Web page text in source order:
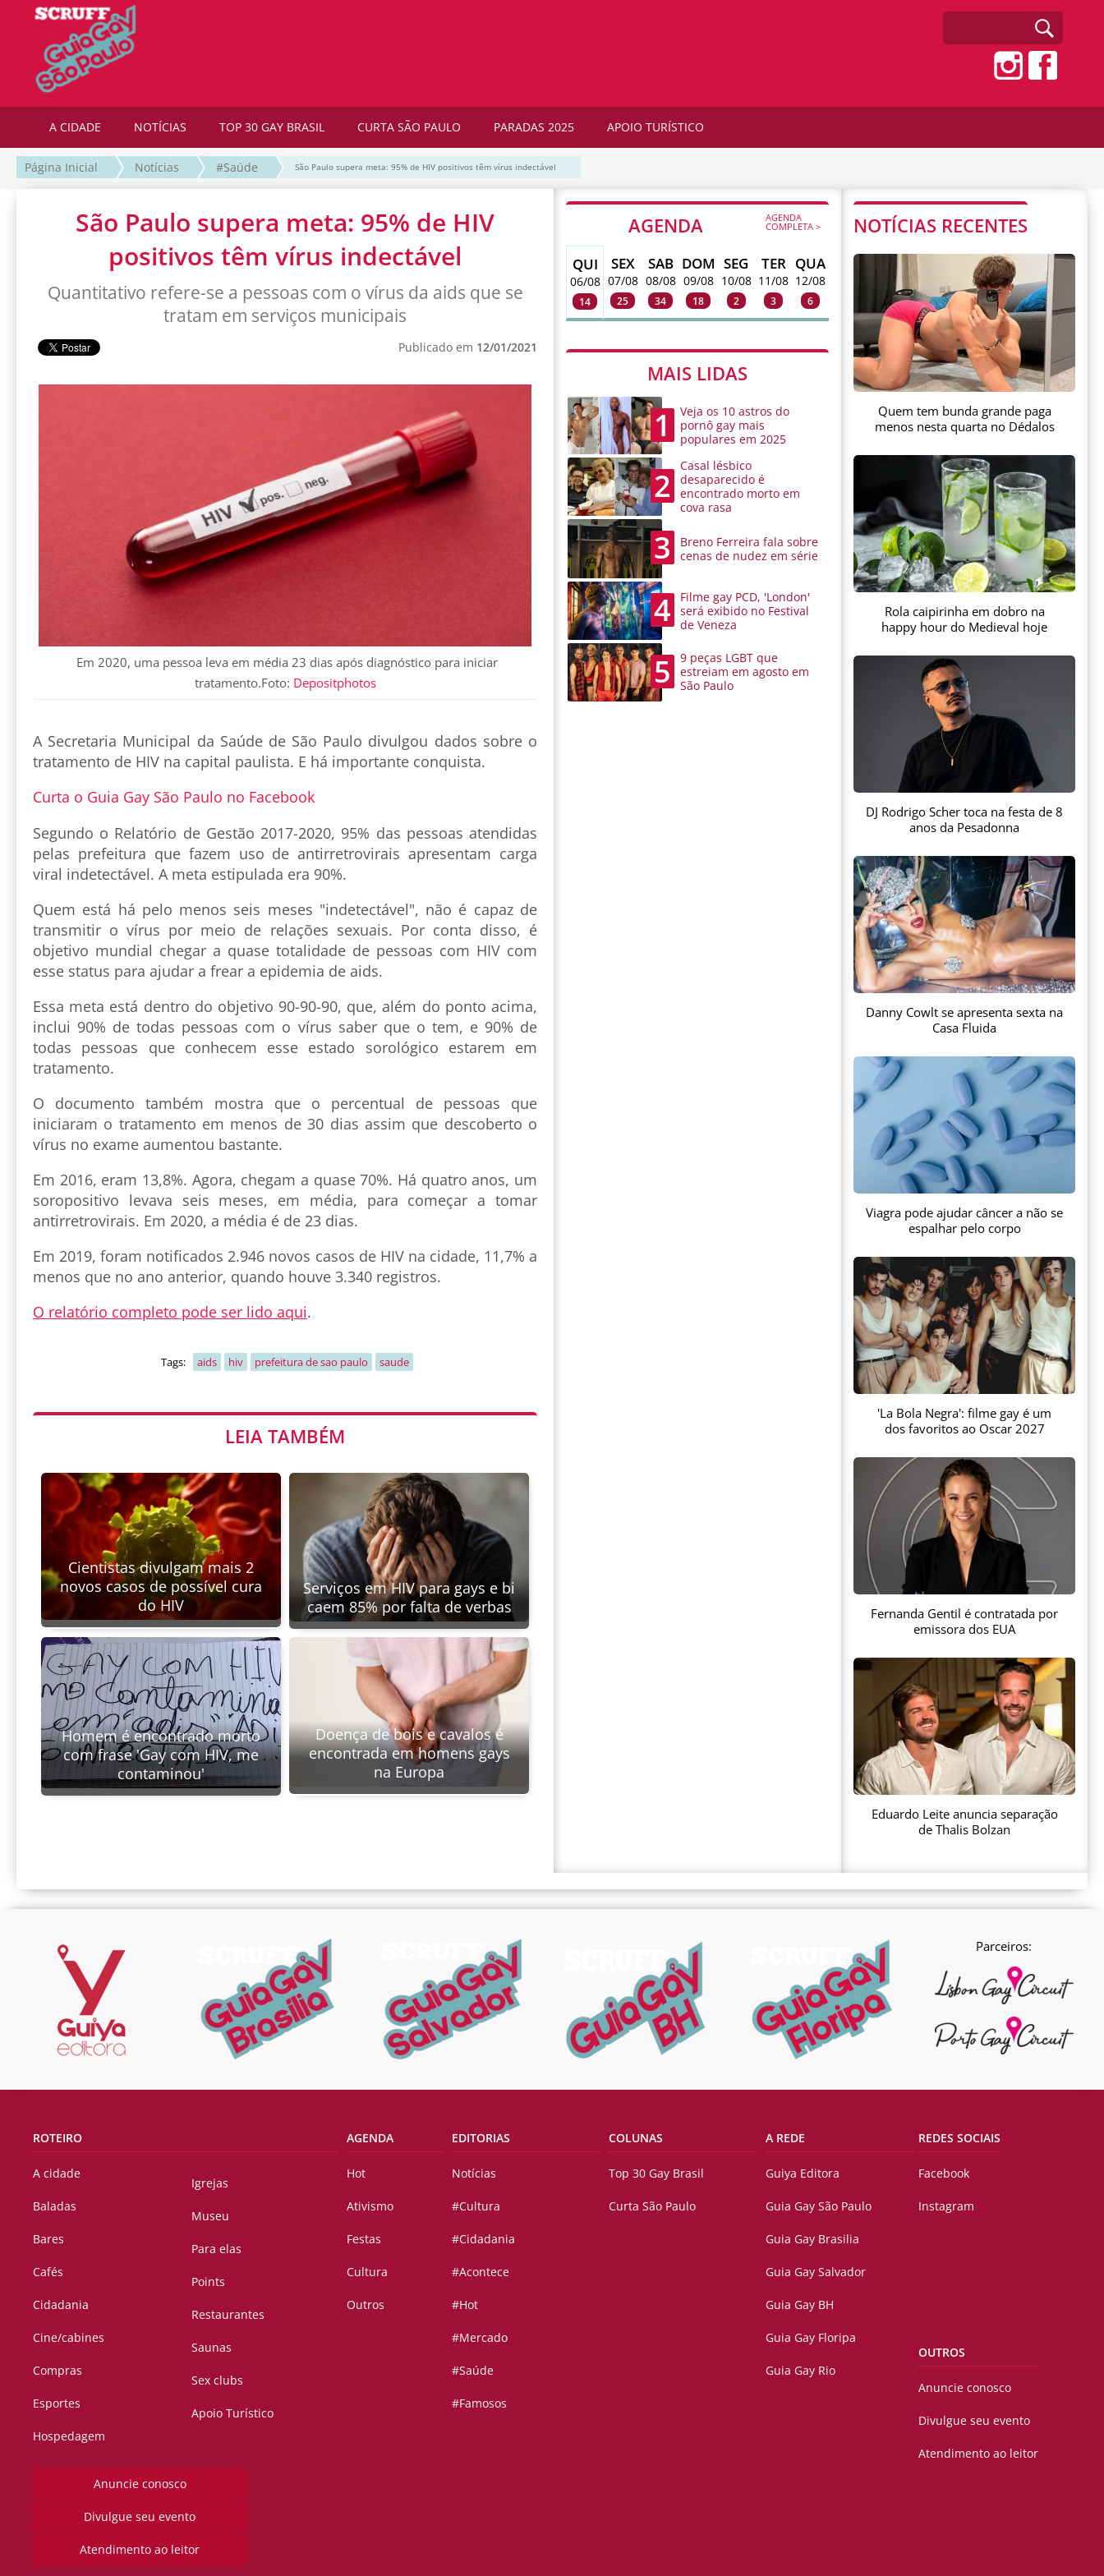
A CIDADE NOTÍCIAS TOP 30 GAY BRASIL CURTA SÃO PAULO PARADAS 2025 APOIO TURÍSTICO
Página Inicial Notícias #Saúde São Paulo supera meta: 95% de HIV positivos têm vírus indectável
São Paulo supera meta: 95% de HIV
positivos têm vírus indectável
Quantitativo refere-se a pessoas com o vírus da aids que se
tratam em serviços municipais
Publicado em 12/01/2021
Em 2020, uma pessoa leva em média 23 dias após diagnóstico para iniciar
tratamento.Foto: Depositphotos
A Secretaria Municipal da Saúde de São Paulo divulgou dados sobre o
tratamento de HIV na capital paulista. E há importante conquista.
Curta o Guia Gay São Paulo no Facebook
Segundo o Relatório de Gestão 2017-2020, 95% das pessoas atendidas
pelas prefeitura que fazem uso de antirretrovirais apresentam carga
viral indetectável. A meta estipulada era 90%.
Quem está há pelo menos seis meses "indetectável", não é capaz de
transmitir o vírus por meio de relações sexuais. Por conta disso, é
objetivo mundial chegar a quase totalidade de pessoas com HIV com
esse status para ajudar a frear a epidemia de aids.
Essa meta está dentro do objetivo 90-90-90, que, além do ponto acima,
inclui 90% de todas pessoas com o vírus saber que o tem, e 90% de
todas pessoas que conhecem esse estado sorológico estarem em
tratamento.
O documento também mostra que o percentual de pessoas que
iniciaram o tratamento em menos de 30 dias assim que descoberto o
vírus no exame aumentou bastante.
Em 2016, eram 13,8%. Agora, chegam a quase 70%. Há quatro anos, um
soropositivo levava seis meses, em média, para começar a tomar
antirretrovirais. Em 2020, a média é de 23 dias.
Em 2019, foram notificados 2.946 novos casos de HIV na cidade, 11,7% a
menos que no ano anterior, quando houve 3.340 registros.
O relatório completo pode ser lido aqui.
Tags: aids hiv prefeitura de sao paulo saude
LEIA TAMBÉM
Cientistas divulgam mais 2
novos casos de possível cura
do HIV
Serviços em HIV para gays e bi
caem 85% por falta de verbas
Homem é encontrado morto
com frase 'Gay com HIV, me
contaminou'
Doença de bois e cavalos é
encontrada em homens gays
na Europa
AGENDA AGENDA
COMPLETA >
QUI
06/08
14
SEX
07/08
25
SAB
08/08
34
DOM
09/08
18
SEG
10/08
2
TER
11/08
3
QUA
12/08
6
MAIS LIDAS
1
Veja os 10 astros do
pornô gay mais
populares em 2025
2
Casal lésbico
desaparecido é
encontrado morto em
cova rasa
3
Breno Ferreira fala sobre
cenas de nudez em série
4
Filme gay PCD, 'London'
será exibido no Festival
de Veneza
5
9 peças LGBT que
estreiam em agosto em
São Paulo
NOTÍCIAS RECENTES
Quem tem bunda grande paga
menos nesta quarta no Dédalos
Rola caipirinha em dobro na
happy hour do Medieval hoje
DJ Rodrigo Scher toca na festa de 8
anos da Pesadonna
Danny Cowlt se apresenta sexta na
Casa Fluida
Viagra pode ajudar câncer a não se
espalhar pelo corpo
'La Bola Negra': filme gay é um
dos favoritos ao Oscar 2027
Fernanda Gentil é contratada por
emissora dos EUA
Eduardo Leite anuncia separação
de Thalis Bolzan
Parceiros:
ROTEIRO
A cidade
Baladas
Bares
Cafés
Cidadania
Cine/cabines
Compras
Esportes
Hospedagem
Igrejas
Museu
Para elas
Points
Restaurantes
Saunas
Sex clubs
Apoio Turístico
Anuncie conosco
Divulgue seu evento
Atendimento ao leitor
AGENDA
Hot
Ativismo
Festas
Cultura
Outros
EDITORIAS
Notícias
#Cultura
#Cidadania
#Acontece
#Hot
#Mercado
#Saúde
#Famosos
COLUNAS
Top 30 Gay Brasil
Curta São Paulo
A REDE
Guiya Editora
Guia Gay São Paulo
Guia Gay Brasilia
Guia Gay Salvador
Guia Gay BH
Guia Gay Floripa
Guia Gay Rio
REDES SOCIAIS
Facebook
Instagram
OUTROS
Anuncie conosco
Divulgue seu evento
Atendimento ao leitor